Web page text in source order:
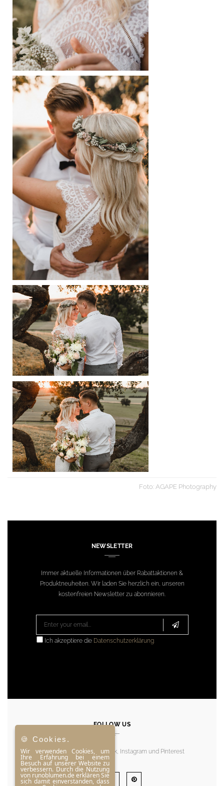
Foto: AGAPE Photography
NEWSLETTER
Immer aktuelle Informationen über Rabattaktionen &
Produktneuheiten. Wir laden Sie herzlich ein, unseren
kostenfreien Newsletter zu abonnieren.
Ich akzeptiere die Datenschutzerklärung.
FOLLOW US
Folgen Sie uns bei Facebook, Instagram und Pinterest
🍪 Cookies.
Wir verwenden Cookies, um
Ihre Erfahrung bei einem
Besuch auf unserer Website zu
verbessern. Durch die Nutzung
von runoblumen.de erklären Sie
sich damit einverstanden, dass